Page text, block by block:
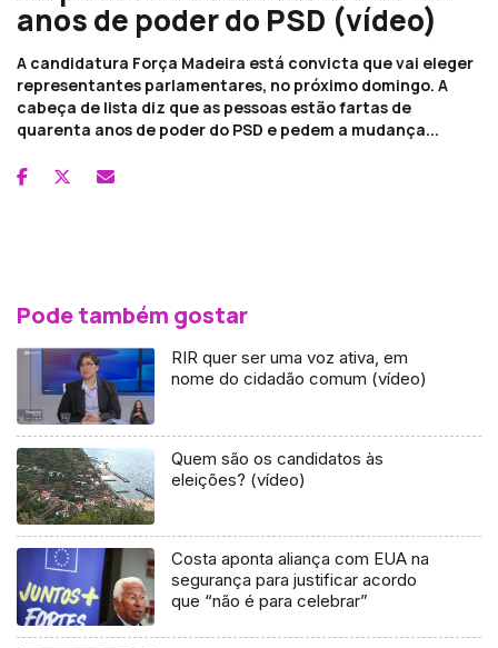
anos de poder do PSD (vídeo)
A candidatura Força Madeira está convicta que vai eleger
representantes parlamentares, no próximo domingo. A
cabeça de lista diz que as pessoas estão fartas de
quarenta anos de poder do PSD e pedem a mudança...
Pode também gostar
RIR quer ser uma voz ativa, em
nome do cidadão comum (vídeo)
Quem são os candidatos às
eleições? (vídeo)
Costa aponta aliança com EUA na
segurança para justificar acordo
que “não é para celebrar”